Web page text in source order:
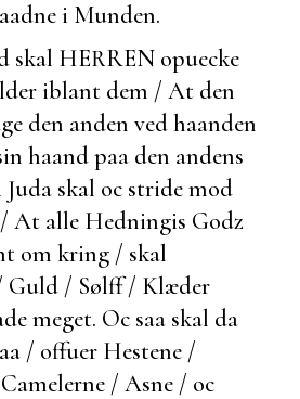
i Munden.
skal HERREN opuecke
iblant dem / At den
den anden ved haanden
haand paa den andens
Juda skal oc stride mod
/ At alle Hedningis Godz
om kring / skal
Guld / Sølff / Klæder
meget. Oc saa skal da
/ offuer Hestene /
/ Asne / oc